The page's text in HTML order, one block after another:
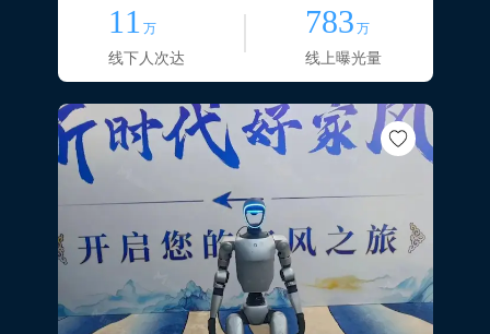
11 万
线下人次达
783 万
线上曝光量